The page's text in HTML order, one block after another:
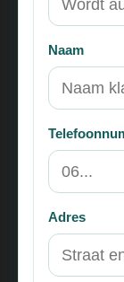
Naam
Adres